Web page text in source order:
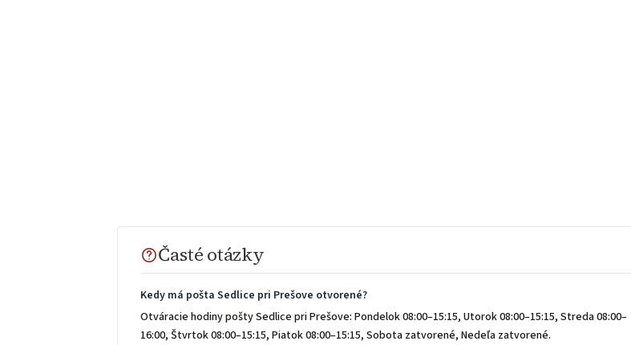
Časté otázky
Kedy má pošta Sedlice pri Prešove otvorené?
Otváracie hodiny pošty Sedlice pri Prešove: Pondelok 08:00–15:15, Utorok 08:00–15:15, Streda 08:00–
16:00, Štvrtok 08:00–15:15, Piatok 08:00–15:15, Sobota zatvorené, Nedeľa zatvorené.